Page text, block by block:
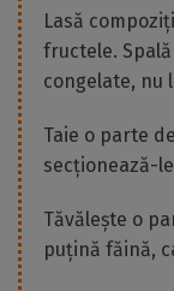
Lasă
fructele.
congelate, nu
Taie o parte
secționează-
Tăvălește o
puțină făină,